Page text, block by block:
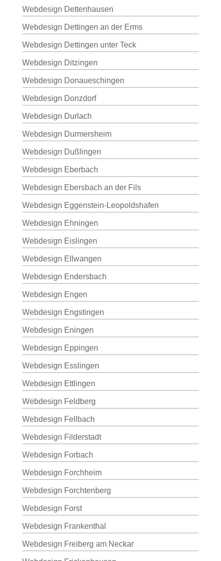
Webdesign Dettenhausen
Webdesign Dettingen an der Erms
Webdesign Dettingen unter Teck
Webdesign Ditzingen
Webdesign Donaueschingen
Webdesign Donzdorf
Webdesign Durlach
Webdesign Durmersheim
Webdesign Dußlingen
Webdesign Eberbach
Webdesign Ebersbach an der Fils
Webdesign Eggenstein-Leopoldshafen
Webdesign Ehningen
Webdesign Eislingen
Webdesign Ellwangen
Webdesign Endersbach
Webdesign Engen
Webdesign Engstingen
Webdesign Eningen
Webdesign Eppingen
Webdesign Esslingen
Webdesign Ettlingen
Webdesign Feldberg
Webdesign Fellbach
Webdesign Filderstadt
Webdesign Forbach
Webdesign Forchheim
Webdesign Forchtenberg
Webdesign Forst
Webdesign Frankenthal
Webdesign Freiberg am Neckar